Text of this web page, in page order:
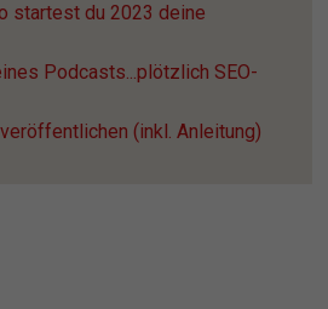
startest du 2023 deine
Podcasts...plötzlich SEO-
(inkl. Anleitung)